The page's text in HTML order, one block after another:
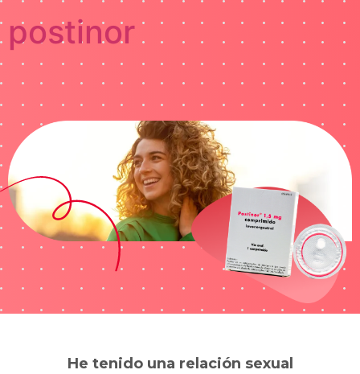
postinor
He tenido una relación sexual